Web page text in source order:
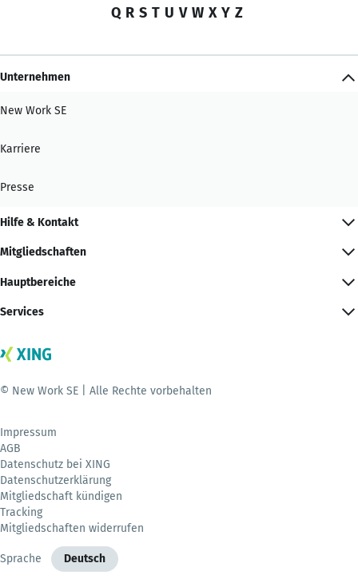
Q R S T U V W X Y Z
Unternehmen
New Work SE
Karriere
Presse
Hilfe & Kontakt
Mitgliedschaften
Hauptbereiche
Services
© New Work SE | Alle Rechte vorbehalten
Impressum
AGB
Datenschutz bei XING
Datenschutzerklärung
Mitgliedschaft kündigen
Tracking
Mitgliedschaften widerrufen
Sprache Deutsch